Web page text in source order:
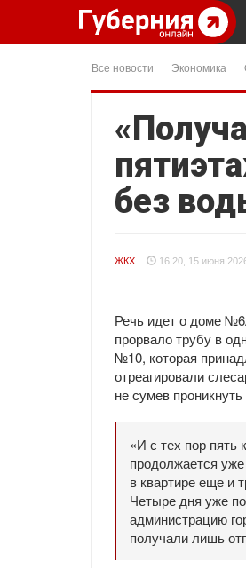
Все новости Экономика
без
ЖКХ 16:20, 15 июня
Речь идет о доме
прорвало трубу в
№10, которая
отреагировали
не сумев
«И с тех пор пять
продолжается
в квартире еще и
Четыре дня уже
администрацию
получали лишь